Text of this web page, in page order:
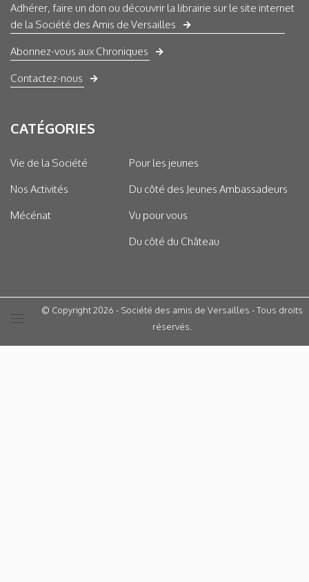
Adhérer, faire un don ou découvrir la librairie sur le site internet
de la Société des Amis de Versailles
Abonnez-vous aux Chroniques
Contactez-nous
CATÉGORIES
Vie de la Société
Nos Activités
Mécénat
Pour les jeunes
Du côté des Jeunes Ambassadeurs
Vu pour vous
Du côté du Château
© Copyright 2026 - Société des amis de Versailles - Tous droits
réservés.